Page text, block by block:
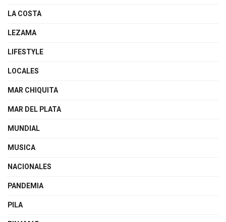
LA COSTA
LEZAMA
LIFESTYLE
LOCALES
MAR CHIQUITA
MAR DEL PLATA
MUNDIAL
MUSICA
NACIONALES
PANDEMIA
PILA